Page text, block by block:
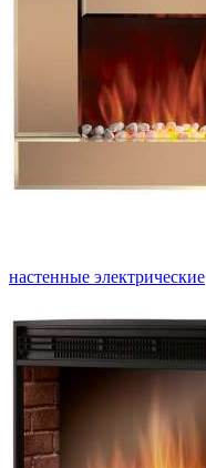
настенные электрические